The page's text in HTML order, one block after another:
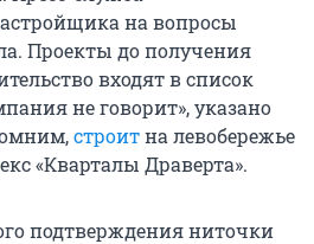
на вопросы
Проекты до получения
входят в список
не говорит», указано
строитна левобережье
«Кварталы Драверта».
подтверждения ниточки